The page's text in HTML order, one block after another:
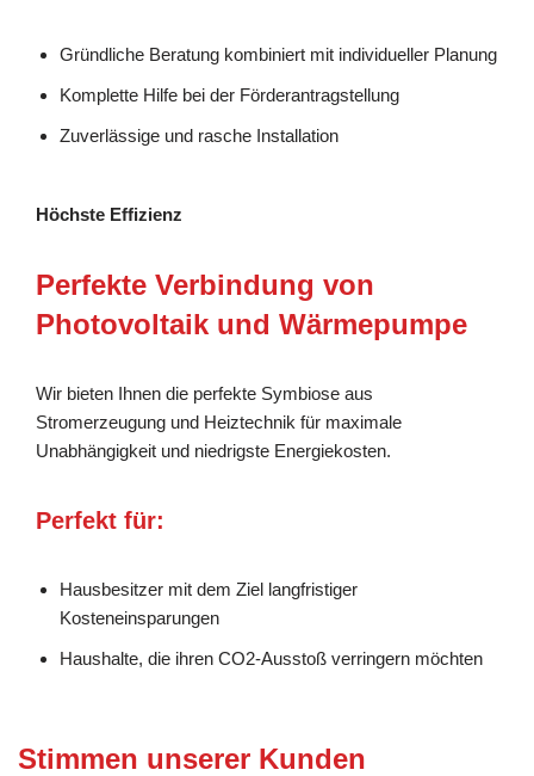
Gründliche Beratung kombiniert mit individueller Planung
Komplette Hilfe bei der Förderantragstellung
Zuverlässige und rasche Installation
Höchste Effizienz
Perfekte Verbindung von
Photovoltaik und Wärmepumpe
Wir bieten Ihnen die perfekte Symbiose aus
Stromerzeugung und Heiztechnik für maximale
Unabhängigkeit und niedrigste Energiekosten.
Perfekt für:
Hausbesitzer mit dem Ziel langfristiger
Kosteneinsparungen
Haushalte, die ihren CO2-Ausstoß verringern möchten
Stimmen unserer Kunden